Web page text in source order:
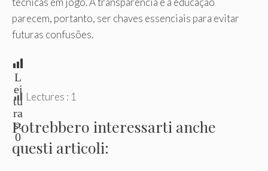
parecem, portanto, ser chaves essenciais para evitar
futuras confusões.
L
ei
tu
ra
s:
0
Lectures : 1
Potrebbero interessarti anche
questi articoli: